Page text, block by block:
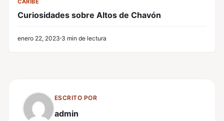
CARIBE
Curiosidades sobre Altos de Chavón
enero 22, 2023 3 min de lectura
ESCRITO POR
admin